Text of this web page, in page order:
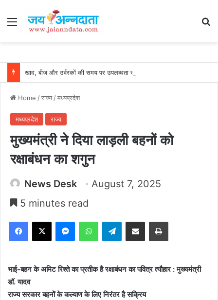
Menu
Home /राज्य/मध्यप्रदेश
मध्यप्रदेश राज्य
मुख्यमंत्री ने दिया लाड़ली बहनों को
रक्षाबंधन का शगुन
News Desk
August 7, 2025
5 minutes read
Facebook
X MessengerWhatsAppTelegramShare via Email Print
भाई-बहन के अमिट रिश्ते का प्रतीक है रक्षाबंधन का पवित्र त्यौहार : मुख्यमंत्री
डॉ. यादव
राज्य सरकार बहनों के कल्याण के लिए निरंतर है सक्रिय